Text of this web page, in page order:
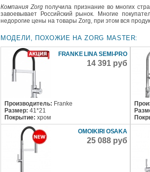
Компания Zorgполучила признание во многих
завоевывает Российский рынок. Многие
недорогие цены на товары Zorg, при этом вся
МОДЕЛИ, ПОХОЖИЕ НА ZORG MASTER:
FRANKE LINA SEMI-PRO
14 391 руб
Производитель: Franke
Размер: 41*21
Покрытие: хром
OMOIKIRI OSAKA
25 088 руб